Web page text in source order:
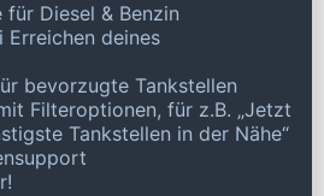
Diesel & Benzin
Erreichen deines
bevorzugte Tankstellen
Filteroptionen, für z.B. „Jetzt
Tankstellen in der Nähe“